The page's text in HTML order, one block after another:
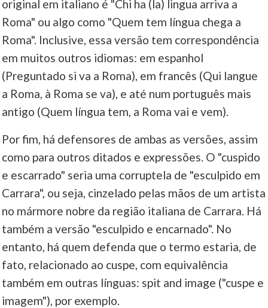
original em italiano é "Chi ha (la) lingua arriva a
Roma" ou algo como "Quem tem língua chega a
Roma". Inclusive, essa versão tem correspondência
em muitos outros idiomas: em espanhol
(Preguntado si va a Roma), em francês (Qui langue
a Roma, à Roma se va), e até num português mais
antigo (Quem língua tem, a Roma vai e vem).
Por fim, há defensores de ambas as versões, assim
como para outros ditados e expressões. O "cuspido
e escarrado" seria uma corruptela de "esculpido em
Carrara", ou seja, cinzelado pelas mãos de um artista
no mármore nobre da região italiana de Carrara. Há
também a versão "esculpido e encarnado". No
entanto, há quem defenda que o termo estaria, de
fato, relacionado ao cuspe, com equivalência
também em outras línguas: spit and image ("cuspe e
imagem"), por exemplo.